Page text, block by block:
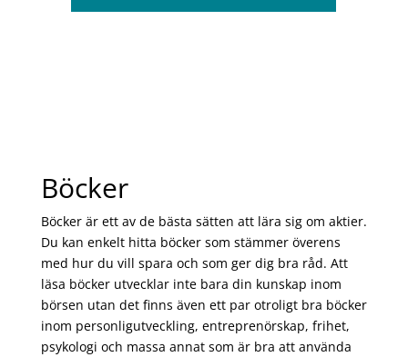
Böcker
Böcker är ett av de bästa sätten att lära sig om aktier.
Du kan enkelt hitta böcker som stämmer överens
med hur du vill spara och som ger dig bra råd. Att
läsa böcker utvecklar inte bara din kunskap inom
börsen utan det finns även ett par otroligt bra böcker
inom personligutveckling, entreprenörskap, frihet,
psykologi och massa annat som är bra att använda